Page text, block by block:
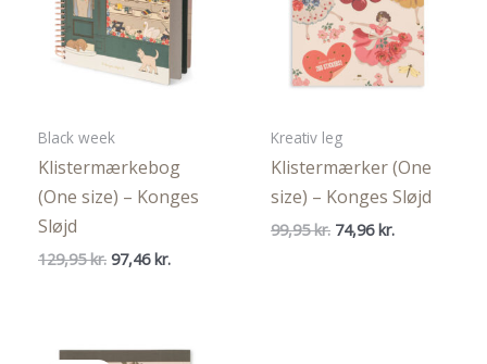
Black week
Klistermærkebog
(One size) – Konges
Sløjd
129,95kr. Den
97,46 kr.Den
Kreativ leg
Klistermærker (One
size) – Konges Sløjd
99,95kr. Den
74,96 kr.Den